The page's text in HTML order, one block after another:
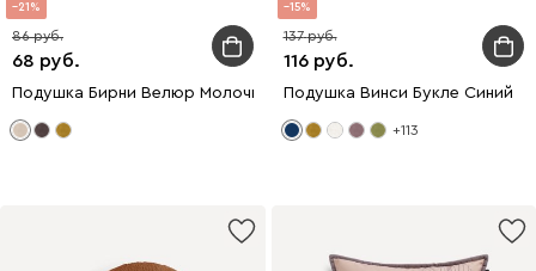
21
68
86
Подушка Бирни Велюр Молочный 50x30
15
116
137
Подушка Винси Букле Синий
+113